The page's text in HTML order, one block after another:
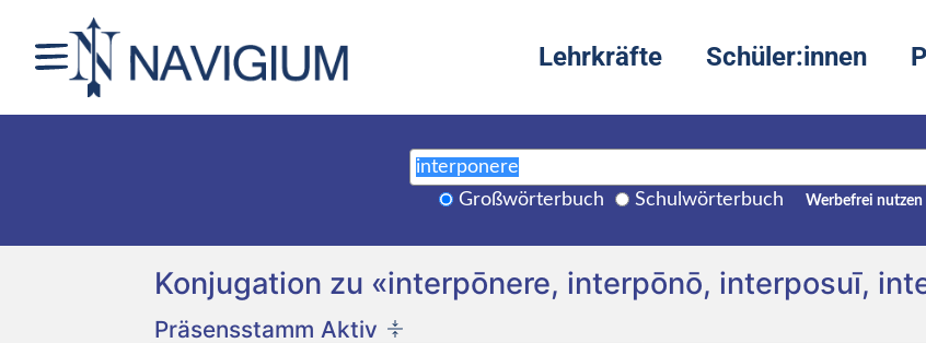
Lehrkräfte Schüler:innen
Großwörterbuch Schulwörterbuch Werbefrei nutzen
Konjugation zu «interpōnere, interpōnō, interposuī,
Präsensstamm Aktiv